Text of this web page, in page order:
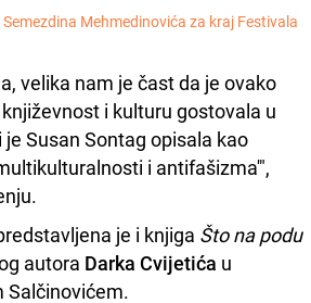
Semezdina Mehmedinovića za kraj Festivala
velika nam je čast da je ovako
i kulturu gostovala u
Susan Sontag opisala kao
i antifašizma'",
je i knjiga Što na podu
autora Darka Cvijetića u
Salčinovićem.